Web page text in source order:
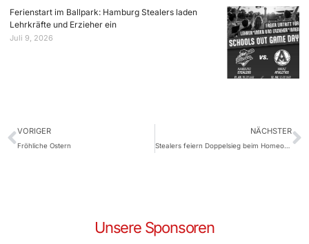
Ferienstart im Ballpark: Hamburg Stealers laden
Lehrkräfte und Erzieher ein
Juli 9, 2026
VORIGER
Fröhliche Ostern
NÄCHSTER
Stealers feiern Doppelsieg beim Homeopener
Unsere Sponsoren